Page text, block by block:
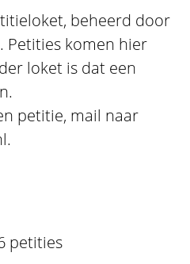
beheerd door
Petities komen hier
loket is dat een
petitie, mail naar
petities